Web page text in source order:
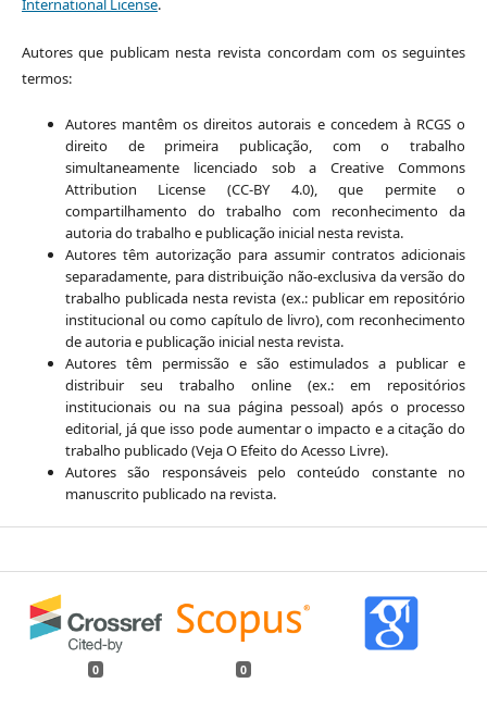
International License.
Autores que publicam nesta revista concordam com os seguintes
termos:
Autores mantêm os direitos autorais e concedem à RCGS o
direito de primeira publicação, com o trabalho
simultaneamente licenciado sob a Creative Commons
Attribution License (CC-BY 4.0), que permite o
compartilhamento do trabalho com reconhecimento da
autoria do trabalho e publicação inicial nesta revista.
Autores têm autorização para assumir contratos adicionais
separadamente, para distribuição não-exclusiva da versão do
trabalho publicada nesta revista (ex.: publicar em repositório
institucional ou como capítulo de livro), com reconhecimento
de autoria e publicação inicial nesta revista.
Autores têm permissão e são estimulados a publicar e
distribuir seu trabalho online (ex.: em repositórios
institucionais ou na sua página pessoal) após o processo
editorial, já que isso pode aumentar o impacto e a citação do
trabalho publicado (Veja O Efeito do Acesso Livre).
Autores são responsáveis pelo conteúdo constante no
manuscrito publicado na revista.
0 0